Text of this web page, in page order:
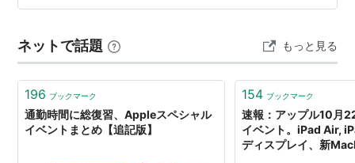
今回の記事とは全く関係ないようですが、実は大ありな
者もチェックしてみてください。Ce quartier résidentiel
près d'Osaka est lié à la confr…
ネットで話題 もっと見る
196 ブックマーク
通勤時間に総復習、Appleスペシャル
イベントまとめ【追記版】
154 ブックマーク
速報：アップル10月
イベント。iPad Air,
ディスプレイ、新